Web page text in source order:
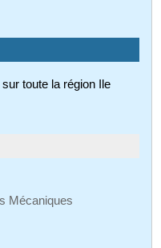
toute la région Ile
Mécaniques